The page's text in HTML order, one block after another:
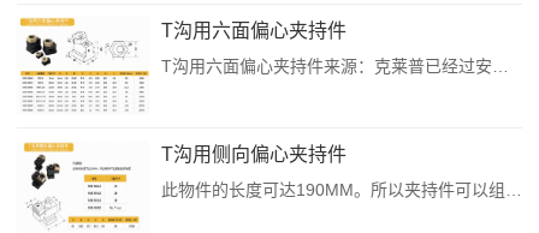
T沟用六面偏心夹持件
T沟用侧向偏心夹持件
此物件的长度可达190MM。所以夹持件可以组装成任何长度T沟用侧向偏心夹持件来源：克莱普已经过安全软件检测无毒，请您放心下载。...